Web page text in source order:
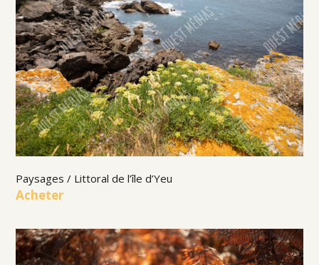
Paysages / Littoral de l’île d’Yeu
Acheter